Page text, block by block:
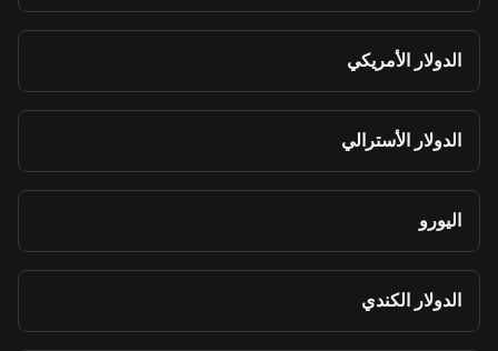
الدولار الأمريكي
الدولار الأسترالي
اليورو
الدولار الكندي